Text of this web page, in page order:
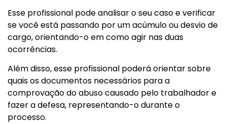
Esse profissional pode analisar o seu caso e verificar
se você está passando por um acúmulo ou desvio de
cargo, orientando-o em como agir nas duas
ocorrências.
Além disso, esse profissional poderá orientar sobre
quais os documentos necessários para a
comprovação do abuso causado pelo trabalhador e
fazer a defesa, representando-o durante o
processo.